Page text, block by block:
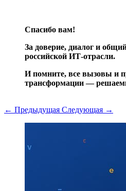
Спасибо вам!
За доверие, диалог и
российской ИТ-отрасли.
И помните, все вызовы и
трансформации —
← Предыдущая Следующая →